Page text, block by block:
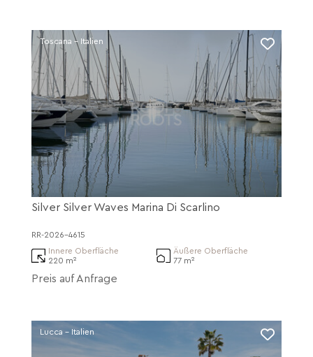
Toscana - Italien
Silver Silver Waves Marina Di Scarlino
RR-2026-4615
Innere Oberfläche
220 m²
Äußere Oberfläche
77 m²
Preis auf Anfrage
Lucca - Italien